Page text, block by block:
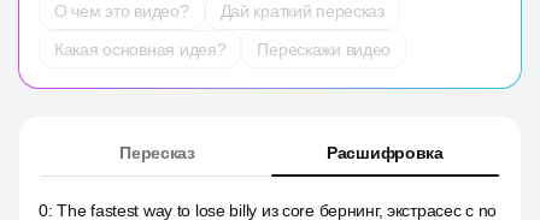
О чем это видео?
Дай краткий пересказ
Какая основная идея?
Перескажи видео
Пересказ Расшифровка
0:The fastest way to lose billy из core бернинг, экстрасес с no